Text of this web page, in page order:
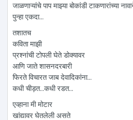
जाळणाऱ्यांचे पाप माझ्या बोकांडी टाकणारांच्या
पुन्हा एकदा...
तशातच
कविता माझी
प्रश्नांची टोपली घेते डोक्यावर
आणि जाते शासनदरबारी
फिरते विचारत जाब देवादिकांना...
कधी चीड़त...कधी रडत...
एव्हाना मी मोटार
खांद्यावर घेतलेली असते